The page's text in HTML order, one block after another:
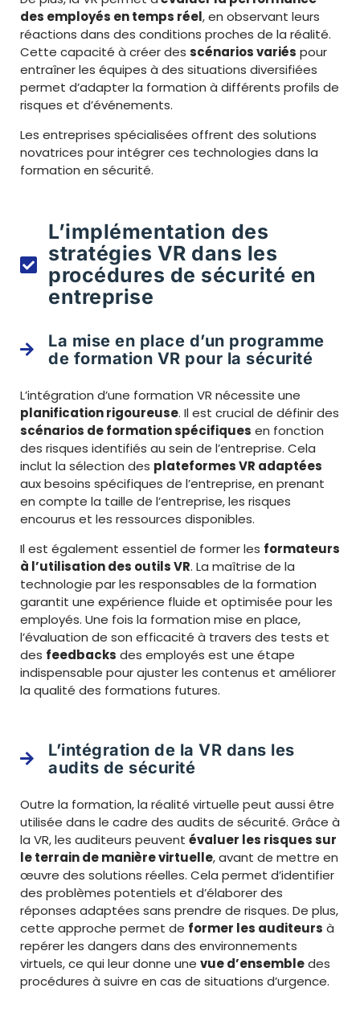
des employés en temps réel, en observant leurs
réactions dans des conditions proches de la réalité.
Cette capacité à créer des scénarios variés pour
entraîner les équipes à des situations diversifiées
permet d’adapter la formation à différents profils de
risques et d’événements.
Les entreprises spécialisées offrent des solutions
novatrices pour intégrer ces technologies dans la
formation en sécurité.
L’implémentation des
stratégies VR dans les
procédures de sécurité en
entreprise
La mise en place d’un programme
de formation VR pour la sécurité
L’intégration d’une formation VR nécessite une
planification rigoureuse. Il est crucial de définir des
scénarios de formation spécifiques en fonction
des risques identifiés au sein de l’entreprise. Cela
inclut la sélection des plateformes VR adaptées
aux besoins spécifiques de l’entreprise, en prenant
en compte la taille de l’entreprise, les risques
encourus et les ressources disponibles.
Il est également essentiel de former les formateurs
à l’utilisation des outils VR. La maîtrise de la
technologie par les responsables de la formation
garantit une expérience fluide et optimisée pour les
employés. Une fois la formation mise en place,
l’évaluation de son efficacité à travers des tests et
des feedbacks des employés est une étape
indispensable pour ajuster les contenus et améliorer
la qualité des formations futures.
L’intégration de la VR dans les
audits de sécurité
Outre la formation, la réalité virtuelle peut aussi être
utilisée dans le cadre des audits de sécurité. Grâce à
la VR, les auditeurs peuvent évaluer les risques sur
le terrain de manière virtuelle, avant de mettre en
œuvre des solutions réelles. Cela permet d’identifier
des problèmes potentiels et d’élaborer des
réponses adaptées sans prendre de risques. De plus,
cette approche permet de former les auditeurs à
repérer les dangers dans des environnements
virtuels, ce qui leur donne une vue d’ensembledes
procédures à suivre en cas de situations d’urgence.